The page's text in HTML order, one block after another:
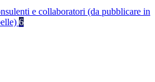
e collaboratori (da pubblicare in
6